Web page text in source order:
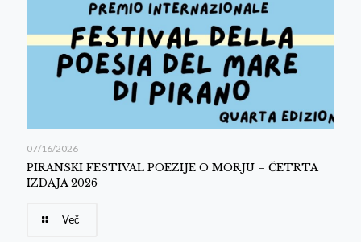
07/16/2026
PIRANSKI FESTIVAL POEZIJE O MORJU – ČETRTA
IZDAJA 2026
Več